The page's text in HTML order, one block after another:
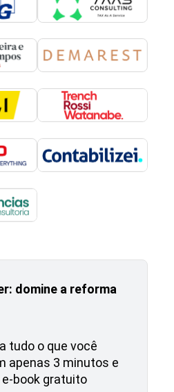
domine a reforma
tudo o que você
apenas 3 minutos e
e-book gratuito